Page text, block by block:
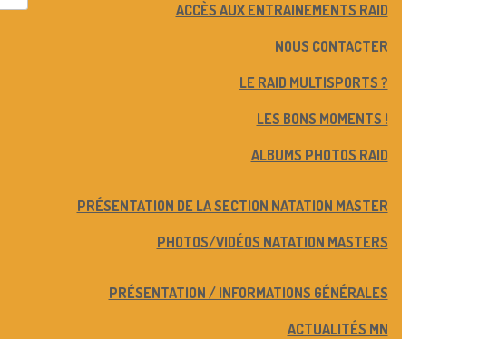
ACCÈS AUX ENTRAINEMENTS RAID
NOUS CONTACTER
LE RAID MULTISPORTS ?
LES BONS MOMENTS !
ALBUMS PHOTOS RAID
PRÉSENTATION DE LA SECTION NATATION MASTER
PHOTOS/VIDÉOS NATATION MASTERS
PRÉSENTATION / INFORMATIONS GÉNÉRALES
ACTUALITÉS MN